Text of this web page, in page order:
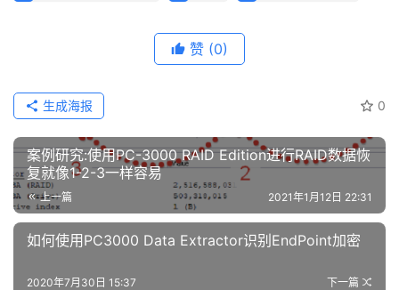
赞 (0)
0
生成海报
案例研究:使用PC-3000 RAID Edition进行RAID数据恢
复就像1-2-3一样容易
上一篇 2021年1月12日 22:31
如何使用PC3000 Data Extractor识别EndPoint加密
下一篇
2020年7月30日 15:37